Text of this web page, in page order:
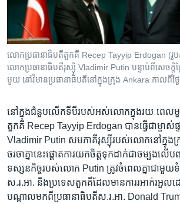
និង​
ទៅ​
កាន់​
ស្វែង​
Khmer English
បណ្តាញ​សង្គម
លោក​ប្រធានាធិបតី​តួកគី Recep Tayyip Erdogan (រូប​
លោក​ប្រធានាធិបតី​រុស្ស៊ី Vladimir Putin បន្ទាប់​ពី​សេចក្តី​ថ្
មួយ​ នៅ​វិមាន​ប្រធានាធិបតី​នៅ​ក្នុង​ក្រុង Ankara កាលពី​ថ្ង
នៅ​ក្នុង​ជំនួប​លើកទីបីរបស់​អស់​លោក​ក្នុង​រយៈពេល​មួ
តួកគី Recep Tayyip Erdogan បាន​ធ្វើ​ជា​ម្ចា
Vladimir Putin សមភាគី​រុស្ស៊ី​របស់​លោក​នៅ​ក្នុង​ក្
ចរចា​គ្នា​នេះ​ផ្តោត​ការ​យក​ចិត្ត​ទុក​ដាក់​ជា​ចម្បង​លើ​ប
ទស្សនកិច្ច​របស់​លោក Putin ត្រូវ​ចំ​ពេល​គ្នា​ជា​មួយ​ទំន
ស.រ.អា. និង​ប្រទេស​តួកគី​ដែល​មាន​ការ​រអាក់រអួល​
បណ្តាល​មក​ពី​ប្រធានាធិបតី​ស.រ.អា. Donald